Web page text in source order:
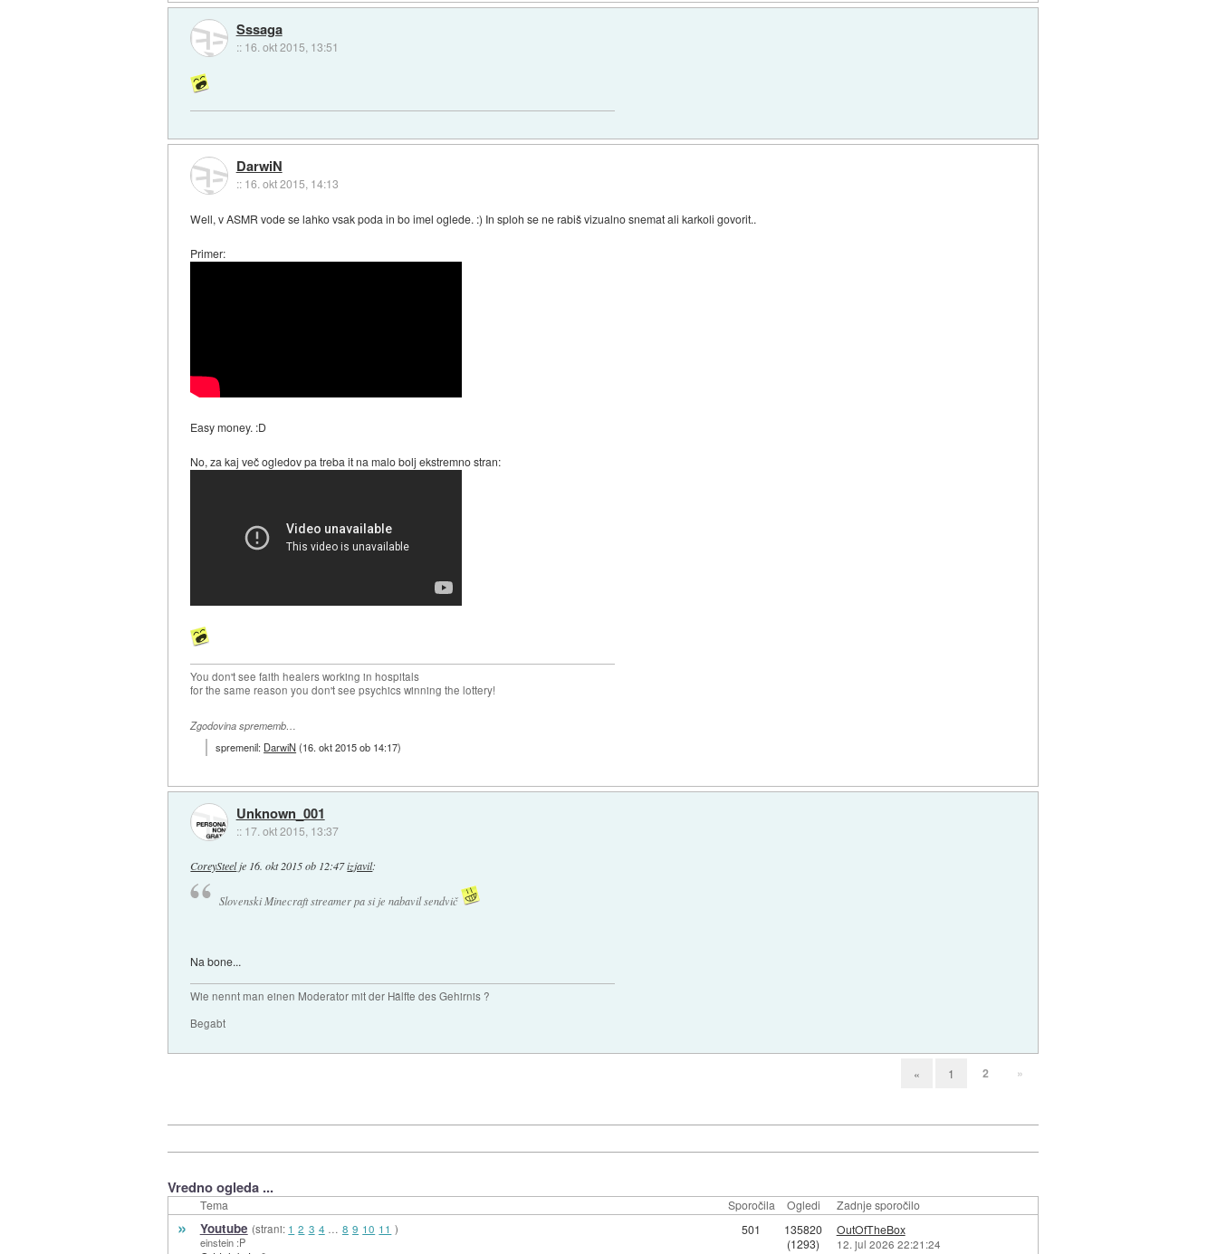
Sssaga
:: 16. okt 2015, 13:51
DarwiN
:: 16. okt 2015, 14:13
Well, v ASMR vode se lahko vsak poda in bo imel oglede. :) In sploh se ne rabiš vizualno snemat ali karkoli govorit..
Primer:
Easy money. :D
No, za kaj več ogledov pa treba it na malo bolj ekstremno stran:
You don't see faith healers working in hospitals
for the same reason you don't see psychics winning the lottery!
Zgodovina sprememb…
spremenil: DarwiN(16. okt 2015 ob 14:17)
Unknown_001
:: 17. okt 2015, 13:37
CoreySteelje 16. okt 2015 ob 12:47izjavil:
Slovenski Minecraft streamer pa si je nabavil sendvič
Na bone...
Wie nennt man einen Moderator mit der Hälfte des Gehirnis ?
Begabt
« 1 2 »
Vredno ogleda ...
Tema Sporočila Ogledi Zadnje sporočilo
» Youtube (strani: 1 2 3 4 … 8 9 10 11 )
einstein :P
501
135820
(1293)
OutOfTheBox
12. jul 2026 22:21:24